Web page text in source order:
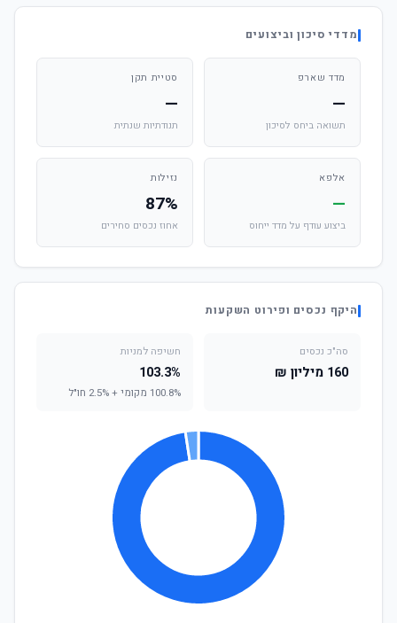
מדדי סיכון וביצועים
מדד שארפ
—
תשואה ביחס לסיכון
סטיית תקן
—
תנודתיות שנתית
אלפא
—
ביצוע עודף על מדד ייחוס
נזילות
87%
אחוז נכסים סחירים
היקף נכסים ופירוט השקעות
סה"כ נכסים
160 מיליון ₪
חשיפה למניות
103.3%
100.8% מקומי + 2.5% חו"ל